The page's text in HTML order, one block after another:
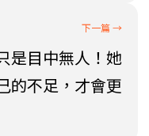
是目中無人！她
的不足，才會更